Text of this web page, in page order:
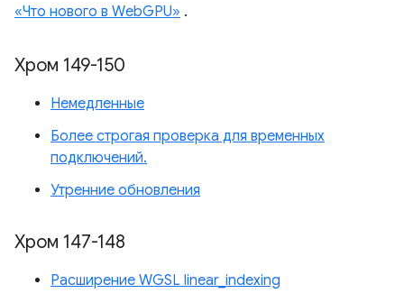
«Что нового в WebGPU» .
Хром 149-150
Немедленные
Более строгая проверка для временных
подключений.
Утренние обновления
Хром 147-148
Расширение WGSL linear_indexing